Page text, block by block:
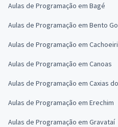
Aulas de Programação em Bagé
Aulas de Programação em Bento
Aulas de Programação em
Aulas de Programação em Canoas
Aulas de Programação em Caxias
Aulas de Programação em Erechim
Aulas de Programação em Gravataí